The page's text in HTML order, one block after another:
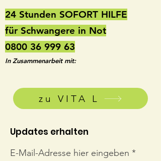
24 Stunden SOFORT HILFE
für Schwangere in Not
0800 36 999 63
In Zusammenarbeit mit:
zu VITA L
Updates erhalten
E-Mail-Adresse hier eingeben